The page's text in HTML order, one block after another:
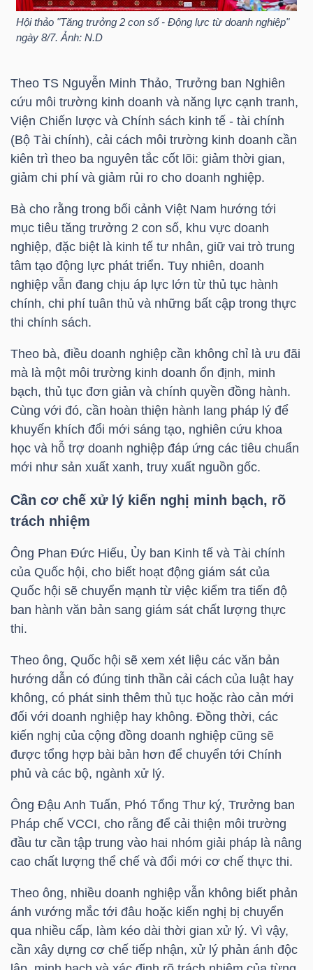
Hội thảo "Tăng trưởng 2 con số - Động lực từ doanh nghiệp"
ngày 8/7. Ảnh: N.D
Theo TS Nguyễn Minh Thảo, Trưởng ban Nghiên
cứu môi trường kinh doanh và năng lực cạnh tranh,
Viện Chiến lược và Chính sách kinh tế - tài chính
(Bộ Tài chính), cải cách môi trường kinh doanh cần
kiên trì theo ba nguyên tắc cốt lõi: giảm thời gian,
giảm chi phí và giảm rủi ro cho doanh nghiệp.
Bà cho rằng trong bối cảnh Việt Nam hướng tới
mục tiêu tăng trưởng 2 con số, khu vực doanh
nghiệp, đặc biệt là kinh tế tư nhân, giữ vai trò trung
tâm tạo động lực phát triển. Tuy nhiên, doanh
nghiệp vẫn đang chịu áp lực lớn từ thủ tục hành
chính, chi phí tuân thủ và những bất cập trong thực
thi chính sách.
Theo bà, điều doanh nghiệp cần không chỉ là ưu đãi
mà là một môi trường kinh doanh ổn định, minh
bạch, thủ tục đơn giản và chính quyền đồng hành.
Cùng với đó, cần hoàn thiện hành lang pháp lý để
khuyến khích đổi mới sáng tạo, nghiên cứu khoa
học và hỗ trợ doanh nghiệp đáp ứng các tiêu chuẩn
mới như sản xuất xanh, truy xuất nguồn gốc.
Cần cơ chế xử lý kiến nghị minh bạch, rõ
trách nhiệm
Ông Phan Đức Hiếu, Ủy ban Kinh tế và Tài chính
của Quốc hội, cho biết hoạt động giám sát của
Quốc hội sẽ chuyển mạnh từ việc kiểm tra tiến độ
ban hành văn bản sang giám sát chất lượng thực
thi.
Theo ông, Quốc hội sẽ xem xét liệu các văn bản
hướng dẫn có đúng tinh thần cải cách của luật hay
không, có phát sinh thêm thủ tục hoặc rào cản mới
đối với doanh nghiệp hay không. Đồng thời, các
kiến nghị của cộng đồng doanh nghiệp cũng sẽ
được tổng hợp bài bản hơn để chuyển tới Chính
phủ và các bộ, ngành xử lý.
Ông Đậu Anh Tuấn, Phó Tổng Thư ký, Trưởng ban
Pháp chế VCCI, cho rằng để cải thiện môi trường
đầu tư cần tập trung vào hai nhóm giải pháp là nâng
cao chất lượng thể chế và đổi mới cơ chế thực thi.
Theo ông, nhiều doanh nghiệp vẫn không biết phản
ánh vướng mắc tới đâu hoặc kiến nghị bị chuyển
qua nhiều cấp, làm kéo dài thời gian xử lý. Vì vậy,
cần xây dựng cơ chế tiếp nhận, xử lý phản ánh độc
SINH
TRÁI
PHIẾU
CÔNG
ĐẦU
TƯ
TRUY
LIỆU
Ngành
(-)
VS-
SECTOR
NĂNG
LƯỢNG
NGUYÊN
VẬT
LIỆU
NGHIỆP
TIÊU
DÙNG
KHÔNG
THIẾT